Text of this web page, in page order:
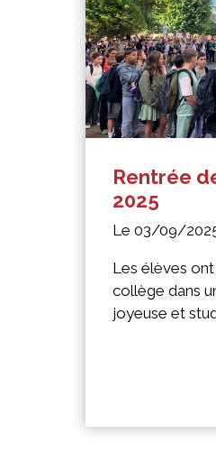
Rentrée
2025
Le 03/09/
Les élèves
collège dans
joyeuse et